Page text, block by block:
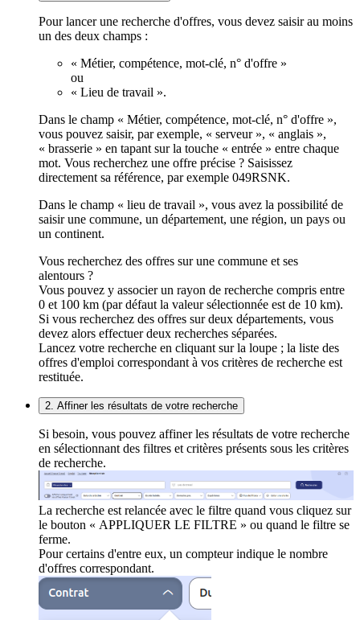
Pour lancer une recherche d'offres, vous devez saisir au moins
un des deux champs :
« Métier, compétence, mot-clé, n° d'offre »
ou
« Lieu de travail ».
Dans le champ « Métier, compétence, mot-clé, n° d'offre »,
vous pouvez saisir, par exemple, « serveur », « anglais »,
« brasserie » en tapant sur la touche « entrée » entre chaque
mot. Vous recherchez une offre précise ? Saisissez
directement sa référence, par exemple 049RSNK.
Dans le champ « lieu de travail », vous avez la possibilité de
saisir une commune, un département, une région, un pays ou
un continent.
Vous recherchez des offres sur une commune et ses
alentours ?
Vous pouvez y associer un rayon de recherche compris entre
0 et 100 km (par défaut la valeur sélectionnée est de 10 km).
Si vous recherchez des offres sur deux départements, vous
devez alors effectuer deux recherches séparées.
Lancez votre recherche en cliquant sur la loupe ; la liste des
offres d'emploi correspondant à vos critères de recherche est
restituée.
2. Affiner les résultats de votre recherche
Si besoin, vous pouvez affiner les résultats de votre recherche
en sélectionnant des filtres et critères présents sous les critères
de recherche.
La recherche est relancée avec le filtre quand vous cliquez sur
le bouton « APPLIQUER LE FILTRE » ou quand le filtre se
ferme.
Pour certains d'entre eux, un compteur indique le nombre
d'offres correspondant.